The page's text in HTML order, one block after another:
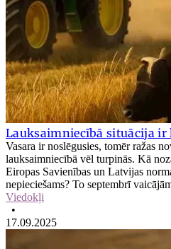
Lauksaimniecībā situācija
Vasara ir noslēgusies, tomēr ražas
lauksaimniecībā vēl turpinās. Kā
Eiropas Savienības un Latvijas
nepieciešams? To septembrī
Viedokļi
•
17.09.2025